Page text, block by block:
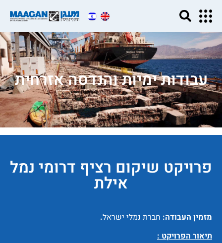
עבודות ימיות והנדסה אזרחית
פרויקט שיקום רציף דרומי נמל
אילת
מזמין העבודה: חברת נמלי ישראל.
תיאור הפרויקט :